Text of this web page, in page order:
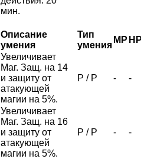
мин.
Описание
умения
Тип
умения
MP
Увеличивает
Маг. Защ. на 14
и защиту от
атакующей
магии на 5%.
P / P - -
Увеличивает
Маг. Защ. на 16
и защиту от
атакующей
магии на 5%.
P / P - -